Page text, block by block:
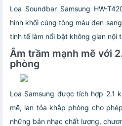
Loa Soundbar Samsung HW-
hình khối cùng tông màu đen
tinh tế làm nổi bật không gian nội
Âm trầm mạnh mẽ với
phòng
Loa Samsung được tích hợp 2.1
mẽ, lan tỏa khắp phòng cho
những bản nhạc chất lượng,